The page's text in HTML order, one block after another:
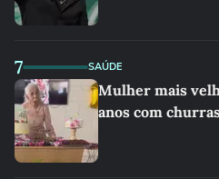
7 SAÚDE
Mulher mais
anos com